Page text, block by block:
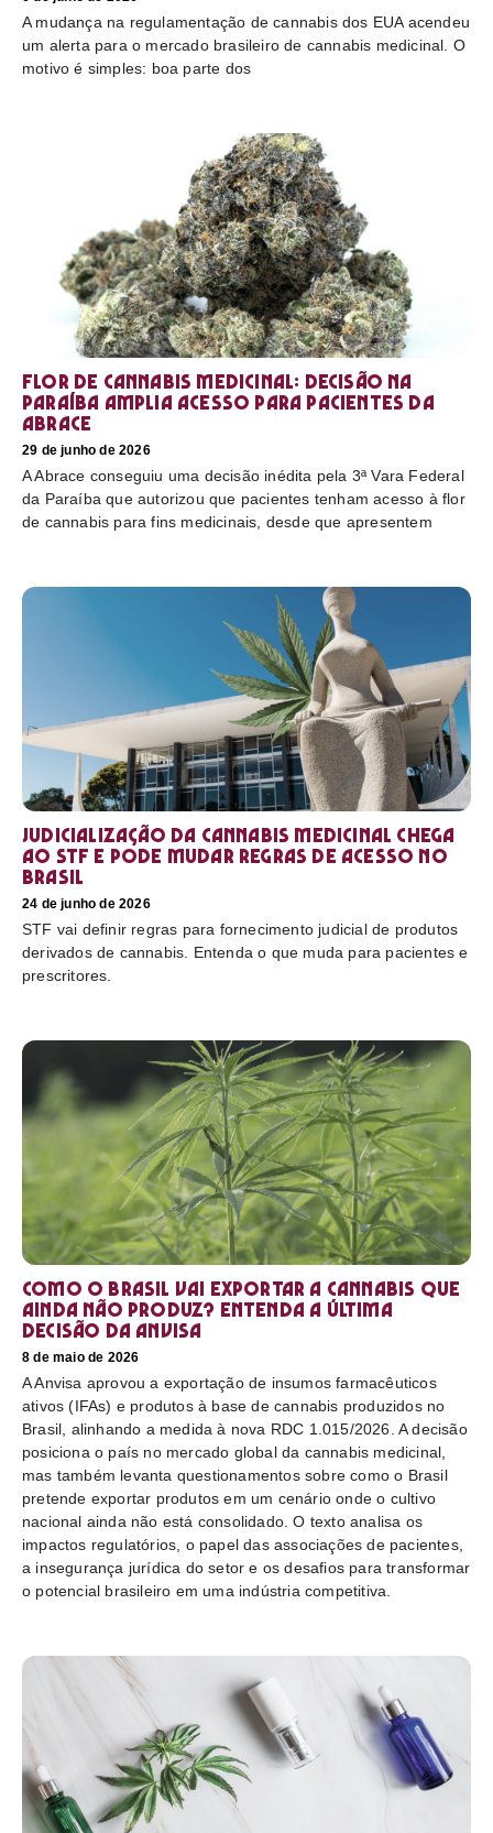
A mudança na regulamentação de cannabis dos EUA acendeu
um alerta para o mercado brasileiro de cannabis medicinal. O
motivo é simples: boa parte dos
Flor de cannabis medicinal: decisão na
Paraíba amplia acesso para pacientes da
Abrace
29 de junho de 2026
A Abrace conseguiu uma decisão inédita pela 3ª Vara Federal
da Paraíba que autorizou que pacientes tenham acesso à flor
de cannabis para fins medicinais, desde que apresentem
Judicialização da cannabis medicinal chega
ao STF e pode mudar regras de acesso no
Brasil
24 de junho de 2026
STF vai definir regras para fornecimento judicial de produtos
derivados de cannabis. Entenda o que muda para pacientes e
prescritores.
Como o Brasil vai exportar a cannabis que
ainda não produz? Entenda a última
decisão da Anvisa
8 de maio de 2026
A Anvisa aprovou a exportação de insumos farmacêuticos
ativos (IFAs) e produtos à base de cannabis produzidos no
Brasil, alinhando a medida à nova RDC 1.015/2026. A decisão
posiciona o país no mercado global da cannabis medicinal,
mas também levanta questionamentos sobre como o Brasil
pretende exportar produtos em um cenário onde o cultivo
nacional ainda não está consolidado. O texto analisa os
impactos regulatórios, o papel das associações de pacientes,
a insegurança jurídica do setor e os desafios para transformar
o potencial brasileiro em uma indústria competitiva.